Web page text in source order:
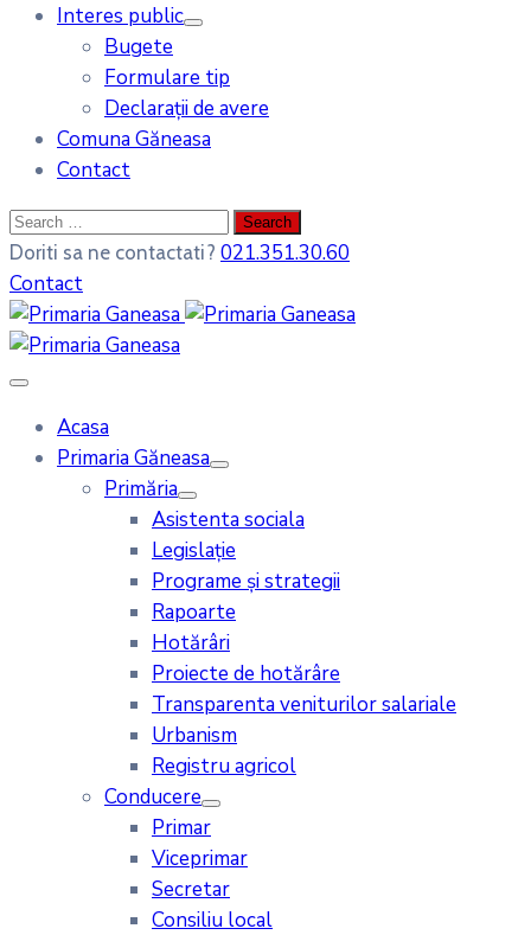
Interes public
Bugete
Formulare tip
Declarații de avere
Comuna Găneasa
Contact
Doriti sa ne contactati? 021.351.30.60
Contact
Acasa
Primaria Găneasa
Primăria
Asistenta sociala
Legislație
Programe și strategii
Rapoarte
Hotărâri
Proiecte de hotărâre
Transparenta veniturilor salariale
Urbanism
Registru agricol
Conducere
Primar
Viceprimar
Secretar
Consiliu local